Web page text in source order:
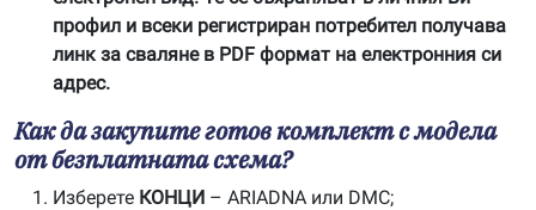
профил и всеки регистриран потребител получава
линк за сваляне в PDF формат на електронния си
адрес.
Как да закупите готов комплект с модела
от безплатната схема?
Изберете КОНЦИ – ARIADNA или DMC;